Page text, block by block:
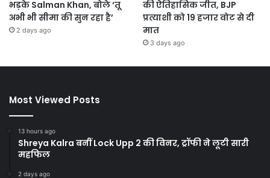
भड़के Salman Khan, बोले ‘तू
अभी भी सीमा की सुन रहा है’
2 days ago
की ऐतिहासिक जीत, BJP
प्रत्याशी को 19 हजार वोट से दी
मात
3 days ago
Most Viewed Posts
13 hours ago
Shreya Kalra बनीं Lock Upp 2 की विनर, ट्रॉफी ने लूटी सारी
महफिल
2 days ago